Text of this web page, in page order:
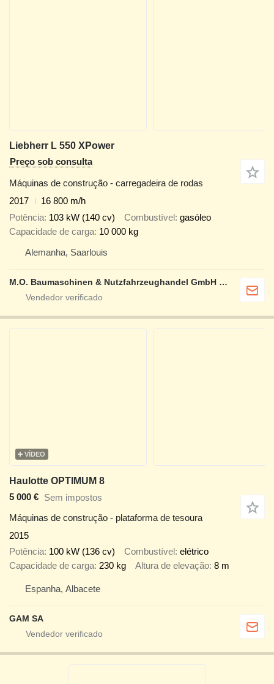
Liebherr L 550 XPower
Preço sob consulta
Máquinas de construção - carregadeira de rodas
2017
16 800 m/h
Potência 103 kW (140 cv) Combustível gasóleo
Capacidade de carga 10 000 kg
Alemanha, Saarlouis
M.O. Baumaschinen & Nutzfahrzeughandel GmbH & CO.
VÍDEO
Haulotte OPTIMUM 8
5 000 € Sem impostos
Máquinas de construção - plataforma de tesoura
2015
Potência 100 kW (136 cv) Combustível elétrico
Capacidade de carga 230 kg Altura de elevação 8 m
Espanha, Albacete
GAM SA